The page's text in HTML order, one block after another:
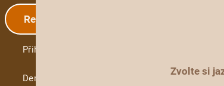
Registrace
Přihlášení
Demo
Zvolte si